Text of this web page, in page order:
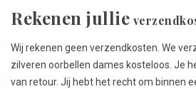
Rekenen jullie
Wij rekenen geen verzendkosten. We
zilveren oorbellen dames kosteloos. Je
van retour. Jij hebt het recht om binnen